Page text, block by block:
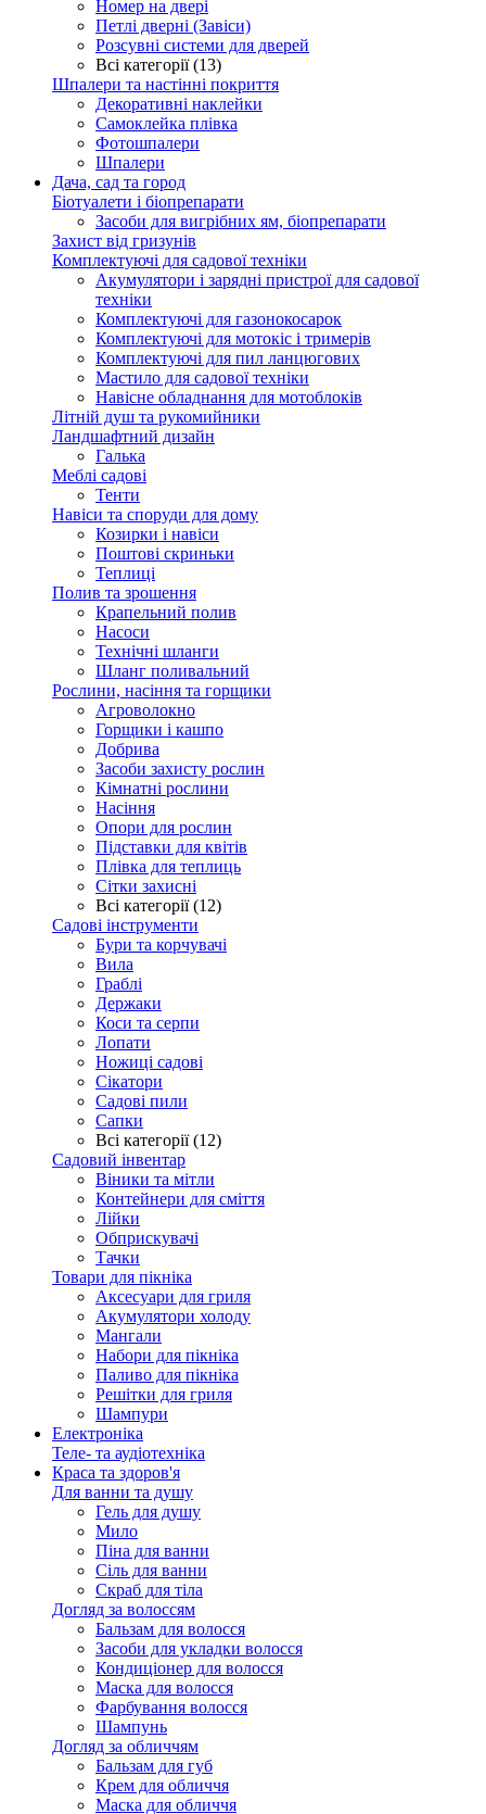
Номер на двері
Петлі дверні (Завіси)
Розсувні системи для дверей
Всі категорії (13)
Шпалери та настінні покриття
Декоративні наклейки
Самоклейка плівка
Фотошпалери
Шпалери
Дача, сад та город
Біотуалети і біопрепарати
Засоби для вигрібних ям, біопрепарати
Захист від гризунів
Комплектуючі для садової техніки
Акумулятори і зарядні пристрої для садової
техніки
Комплектуючі для газонокосарок
Комплектуючі для мотокіс і тримерів
Комплектуючі для пил ланцюгових
Мастило для садової техніки
Навісне обладнання для мотоблоків
Літній душ та рукомийники
Ландшафтний дизайн
Галька
Меблі садові
Тенти
Навіси та споруди для дому
Козирки і навіси
Поштові скриньки
Теплиці
Полив та зрошення
Крапельний полив
Насоси
Технічні шланги
Шланг поливальний
Рослини, насіння та горщики
Агроволокно
Горщики і кашпо
Добрива
Засоби захисту рослин
Кімнатні рослини
Насіння
Опори для рослин
Підставки для квітів
Плівка для теплиць
Сітки захисні
Всі категорії (12)
Садові інструменти
Бури та корчувачі
Вила
Граблі
Держаки
Коси та серпи
Лопати
Ножиці садові
Сікатори
Садові пили
Сапки
Всі категорії (12)
Садовий інвентар
Віники та мітли
Контейнери для сміття
Лійки
Обприскувачі
Тачки
Товари для пікніка
Аксесуари для гриля
Акумулятори холоду
Мангали
Набори для пікніка
Паливо для пікніка
Решітки для гриля
Шампури
Електроніка
Теле- та аудіотехніка
Краса та здоров'я
Для ванни та душу
Гель для душу
Мило
Піна для ванни
Сіль для ванни
Скраб для тіла
Догляд за волоссям
Бальзам для волосся
Засоби для укладки волосся
Кондиціонер для волосся
Маска для волосся
Фарбування волосся
Шампунь
Догляд за обличчям
Бальзам для губ
Крем для обличчя
Маска для обличчя